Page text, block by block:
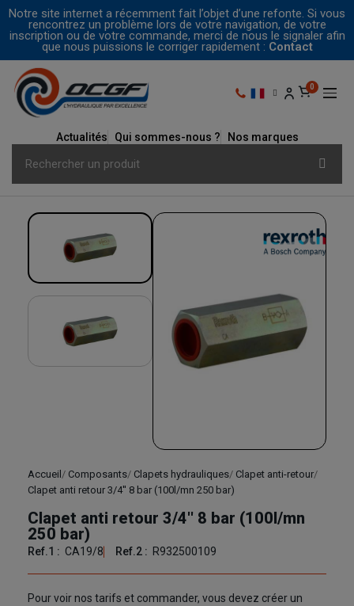
Notre site internet a récemment fait l’objet d’une refonte. Si vous
rencontrez un problème lors de votre navigation, de votre
inscription ou de votre commande, merci de nous le signaler afin
que nous puissions le corriger rapidement : Contact
Actualités Qui sommes-nous ? Nos marques
Accueil Composants Clapets hydrauliques Clapet anti-retour
Clapet anti retour 3/4'' 8 bar (100l/mn 250 bar)
Clapet anti retour 3/4'' 8 bar (100l/mn
250 bar)
Ref.1 : CA19/8 Ref.2 : R932500109
Pour voir nos tarifs et commander, vous devez créer un